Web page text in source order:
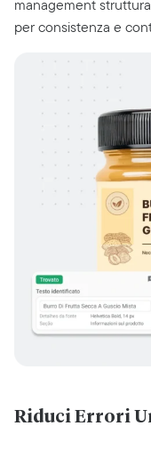
management
per consistenza e
Riduci Errori